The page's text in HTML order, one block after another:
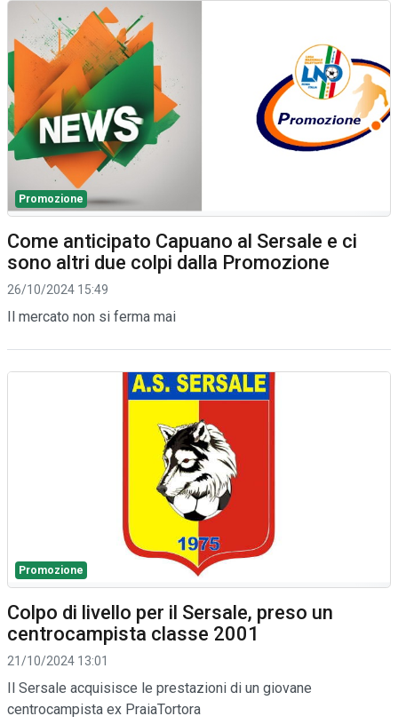
Promozione
Come anticipato Capuano al Sersale e ci
sono altri due colpi dalla Promozione
26/10/2024 15:49
Il mercato non si ferma mai
Promozione
Colpo di livello per il Sersale, preso un
centrocampista classe 2001
21/10/2024 13:01
Il Sersale acquisisce le prestazioni di un giovane
centrocampista ex PraiaTortora